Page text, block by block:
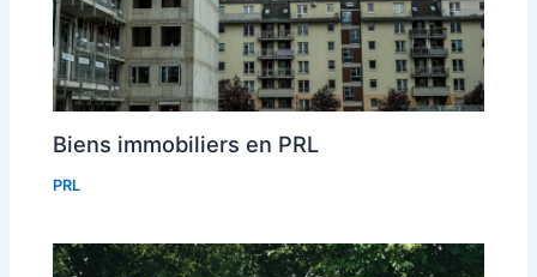
Biens immobiliers en PRL
PRL